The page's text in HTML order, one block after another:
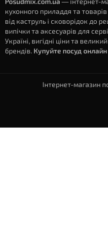
кухонного приладдя та
від каструль і сковорідок до
випічки та аксесуарів для
Україні, вигідні ціни та
брендів. Купуйте посуд
Інтернет-магазин